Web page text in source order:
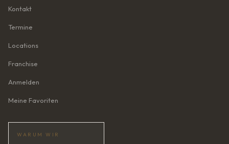
Kontakt
Termine
Locations
Franchise
Anmelden
Meine Favoriten
WARUM WIR